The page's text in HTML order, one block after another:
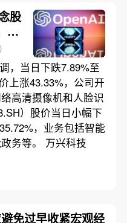
股
AI
，当日下跌7.89%至
上涨43.33%，公司开
高清摄像机和人脸识
）股价当日小幅下
，业务包括智能
务等。 万兴科技
免过早收紧宏观经